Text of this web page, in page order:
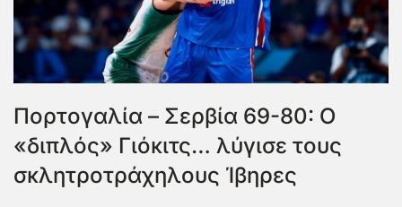
Πορτογαλία – Σερβία 69-80: Ο
«διπλός» Γιόκιτς… λύγισε τους
σκλητροτράχηλους Ίβηρες